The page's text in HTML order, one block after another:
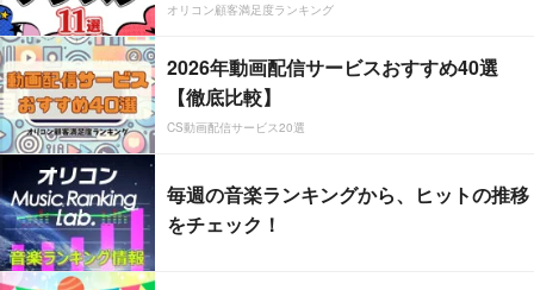
オリコン顧客満足度ランキング
2026年動画配信サービスおすすめ40選
【徹底比較】
CS動画配信サービス20選
毎週の音楽ランキングから、ヒットの推移
をチェック！